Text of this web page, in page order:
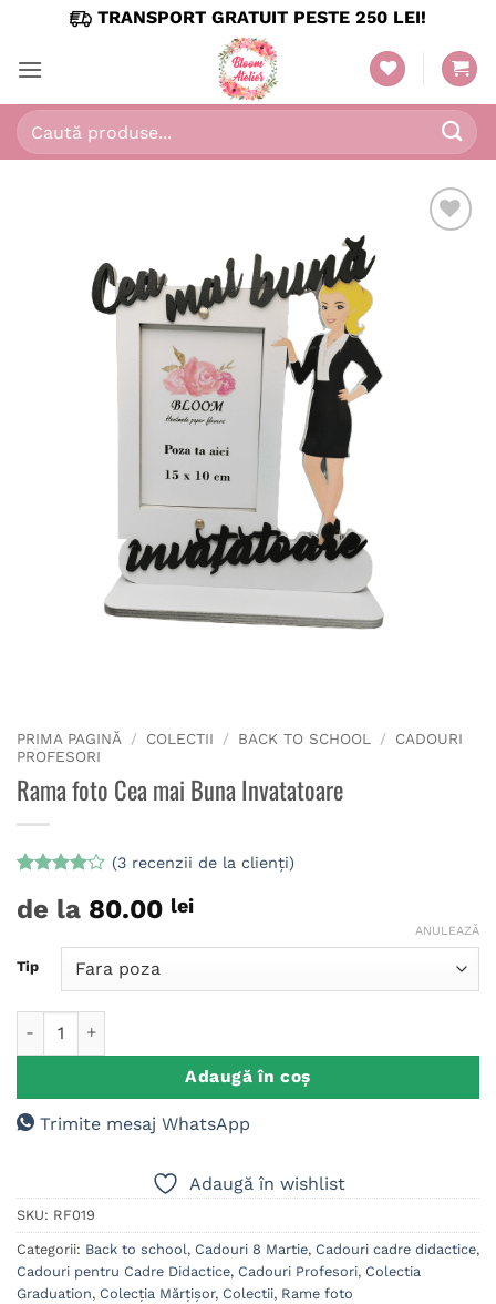
content
TRANSPORT GRATUIT PESTE 250 LEI!
Caută
după:
PRIMA PAGINĂ / COLECTII / BACK TO SCHOOL / CADOURI
PROFESORI
Rama foto Cea mai Buna Invatatoare
la4din
5 pe
evaluări
de la
(3recenzii de la clienți)
de la 80.00 lei
Tip
ANULEAZĂ
Adaugă în coș
Trimite mesaj WhatsApp
Adaugă în wishlist
SKU: RF019
Categorii: Back to school, Cadouri 8 Martie, Cadouri cadre didactice,
Cadouri pentru Cadre Didactice, Cadouri Profesori, Colectia
Graduation, Colecția Mărțișor, Colectii, Rame foto